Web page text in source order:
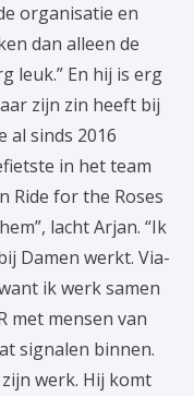
organisatie en
dan alleen de
leuk.” En hij is erg
zijn zin heeft bij
al sinds 2016
in het team
Ride for the Roses
lacht Arjan. “Ik
Damen werkt. Via-
ik werk samen
met mensen van
signalen binnen.
werk. Hij komt